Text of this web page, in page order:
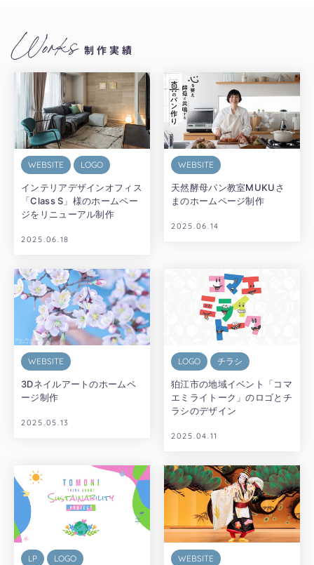
Works 制作実績
WEBSITE LOGO
インテリアデザインオフィス
「Class S」様のホームペー
ジをリニューアル制作
2025.06.18
WEBSITE
天然酵母パン教室MUKUさ
まのホームページ制作
2025.06.14
WEBSITE
3Dネイルアートのホームペ
ージ制作
2025.05.13
LOGO チラシ
狛江市の地域イベント「コマ
エミライトーク」のロゴとチ
ラシのデザイン
2025.04.11
LP LOGO WEBSITE